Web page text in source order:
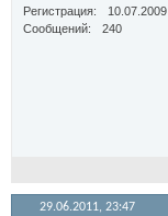
Регистрация
10.07.2009
Сообщений
240
29.06.2011, 23:47